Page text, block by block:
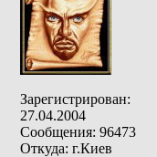
Зарегистрирован:
27.04.2004
Сообщения: 96473
Откуда: г.Киев